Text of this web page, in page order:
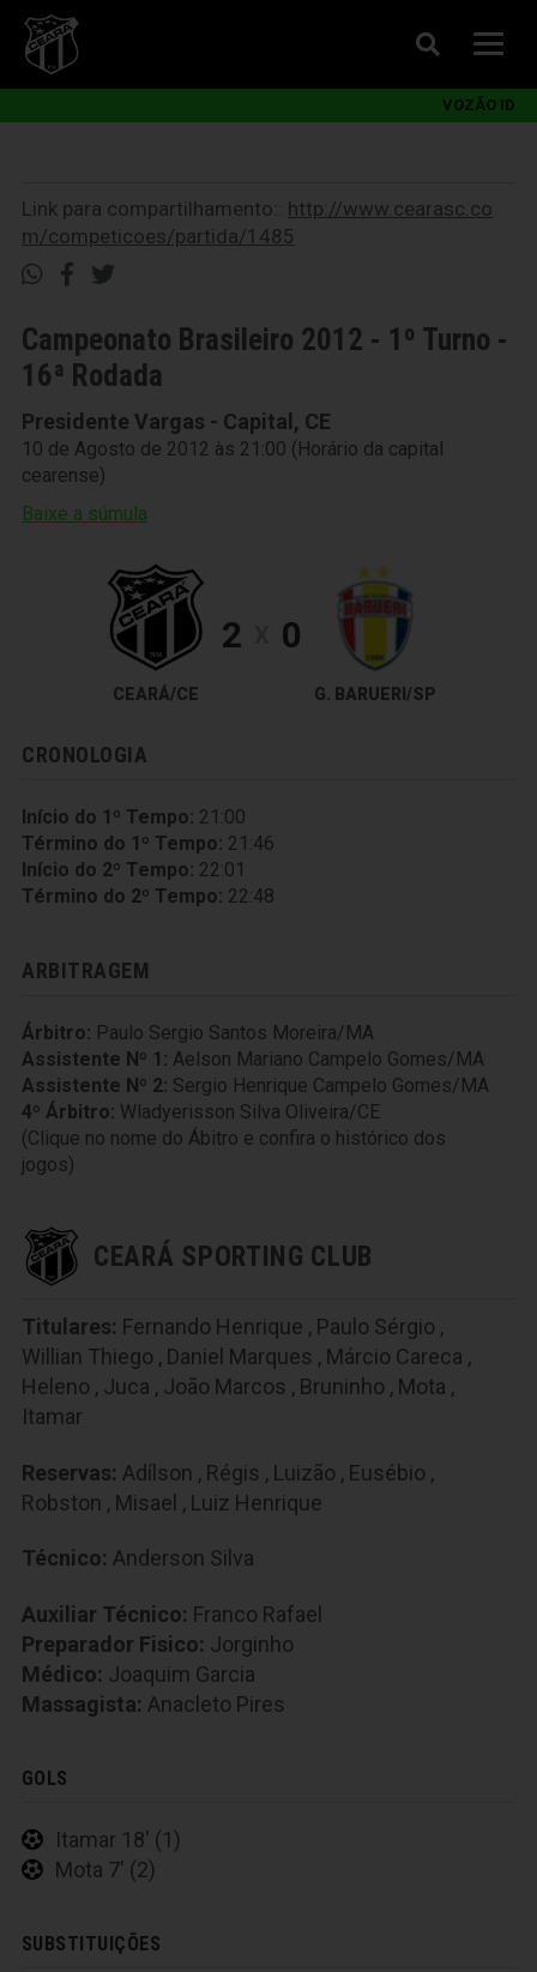
VOZÃO ID
Link para compartilhamento:: http://www.cearasc.co
m/competicoes/partida/1485
Campeonato Brasileiro 2012 - 1º Turno -
16ª Rodada
Presidente Vargas - Capital, CE
10 de Agosto de 2012 às 21:00 (Horário da capital
cearense)
Baixe a súmula
CEARÁ/CE
2 0
G. BARUERI/SP
CRONOLOGIA
Início do 1º Tempo: 21:00
Término do 1º Tempo: 21:46
Início do 2º Tempo: 22:01
Término do 2º Tempo: 22:48
ARBITRAGEM
Árbitro: Paulo Sergio Santos Moreira/MA
Assistente Nº 1: Aelson Mariano Campelo Gomes/MA
Assistente Nº 2: Sergio Henrique Campelo Gomes/MA
4º Árbitro: Wladyerisson Silva Oliveira/CE
(Clique no nome do Ábitro e confira o histórico dos
jogos)
CEARÁ SPORTING CLUB
Titulares: Fernando Henrique , Paulo Sérgio ,
Willian Thiego , Daniel Marques , Márcio Careca ,
Heleno , Juca , João Marcos , Bruninho , Mota ,
Itamar
Reservas: Adílson , Régis , Luizão , Eusébio ,
Robston , Misael , Luiz Henrique
Técnico: Anderson Silva
Auxiliar Técnico: Franco Rafael
Preparador Fisico: Jorginho
Médico: Joaquim Garcia
Massagista: Anacleto Pires
GOLS
Itamar 18' (1)
Mota 7' (2)
SUBSTITUIÇÕES